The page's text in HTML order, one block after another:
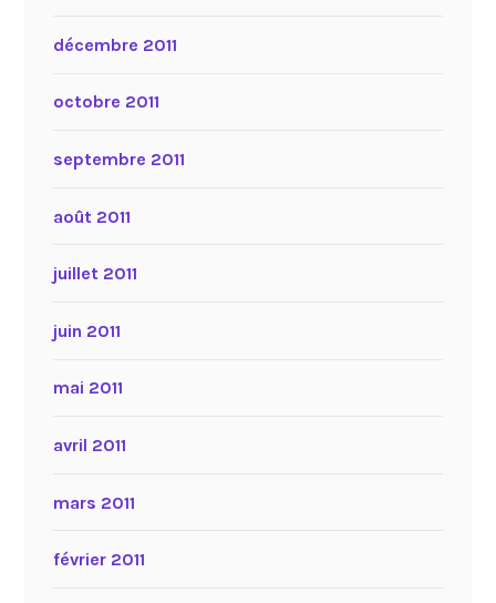
décembre 2011
octobre 2011
septembre 2011
août 2011
juillet 2011
juin 2011
mai 2011
avril 2011
mars 2011
février 2011